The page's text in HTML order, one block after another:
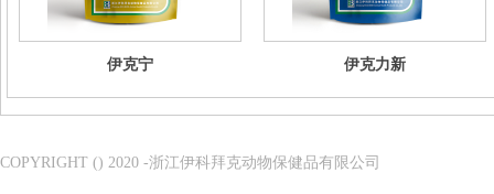
伊克宁 伊克力新
COPYRIGHT () 2020 -浙江伊科拜克动物保健品有限公司